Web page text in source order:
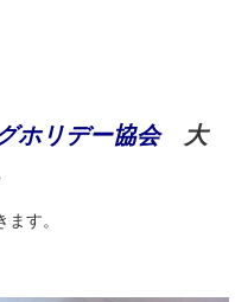
ホリデー協会大
ます。